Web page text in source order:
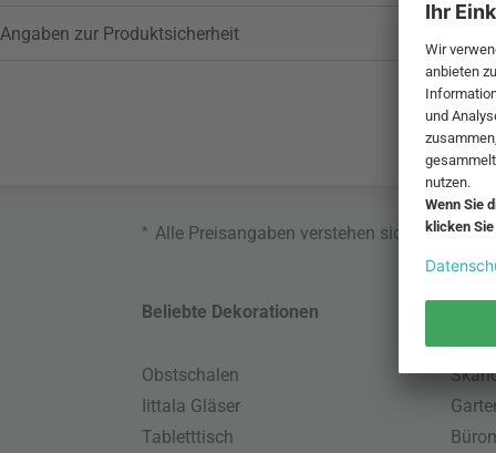
Angaben zur Produktsicherheit
* Alle Preisangaben verstehen sich inklusive
Beliebte Dekorationen
Obstschalen
Iittala Gläser
Tabletttisch